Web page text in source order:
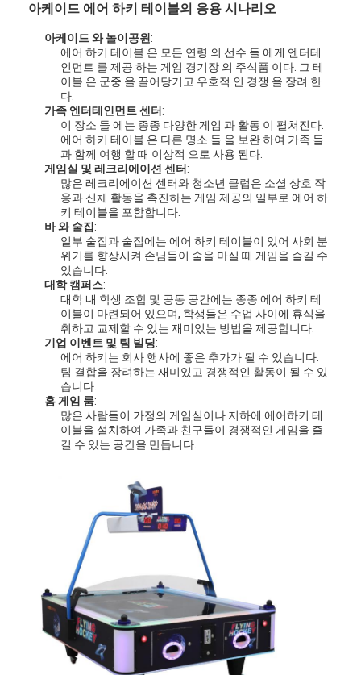
집
제품
우리 에 관한 것
공장 투어
품질 관리
저희와 연락
뉴스
장난감 손톱 기계
솜사탕 기계
망치로 치는 게임기
아케이드 농구 기계
아케이드 에어 하키 테이블의 응용 시나리오
아케이드 와 놀이공원 :
에어 하키 테이블 은 모든 연령 의 선수 들 에게 엔터테
인먼트 를 제공 하는 게임 경기장 의 주식품 이다. 그 테
이블 은 군중 을 끌어당기고 우호적 인 경쟁 을 장려 한
다.
가족 엔터테인먼트 센터 :
이 장소 들 에는 종종 다양한 게임 과 활동 이 펼쳐진다.
에어 하키 테이블 은 다른 명소 들 을 보완 하여 가족 들
과 함께 여행 할 때 이상적 으로 사용 된다.
게임실 및 레크리에이션 센터 :
많은 레크리에이션 센터와 청소년 클럽은 소셜 상호 작
용과 신체 활동을 촉진하는 게임 제공의 일부로 에어 하
키 테이블을 포함합니다.
바 와 술집 :
일부 술집과 술집에는 에어 하키 테이블이 있어 사회 분
위기를 향상시켜 손님들이 술을 마실 때 게임을 즐길 수
있습니다.
대학 캠퍼스:
대학 내 학생 조합 및 공동 공간에는 종종 에어 하키 테
이블이 마련되어 있으며, 학생들은 수업 사이에 휴식을
취하고 교제할 수 있는 재미있는 방법을 제공합니다.
기업 이벤트 및 팀 빌딩:
에어 하키는 회사 행사에 좋은 추가가 될 수 있습니다.
팀 결합을 장려하는 재미있고 경쟁적인 활동이 될 수 있
습니다.
홈 게임 룸:
많은 사람들이 가정의 게임실이나 지하에 에어하키 테
이블을 설치하여 가족과 친구들이 경쟁적인 게임을 즐
길 수 있는 공간을 만듭니다.